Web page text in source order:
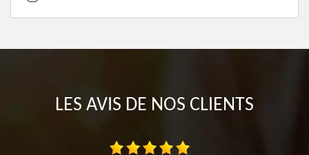
LES AVIS DE NOS CLIENTS